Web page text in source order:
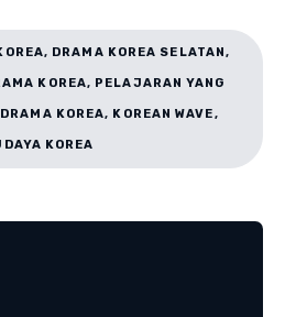
DRAMA KOREA SELATAN,
KOREA, PELAJARAN YANG
KOREA, KOREAN WAVE,
KOREA